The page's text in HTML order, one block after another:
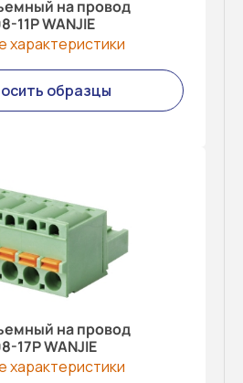
на провод
11P WANJIE
характеристики
образцы
на провод
17P WANJIE
характеристики